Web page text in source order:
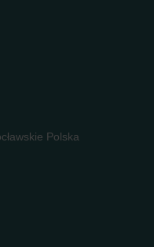
Polska